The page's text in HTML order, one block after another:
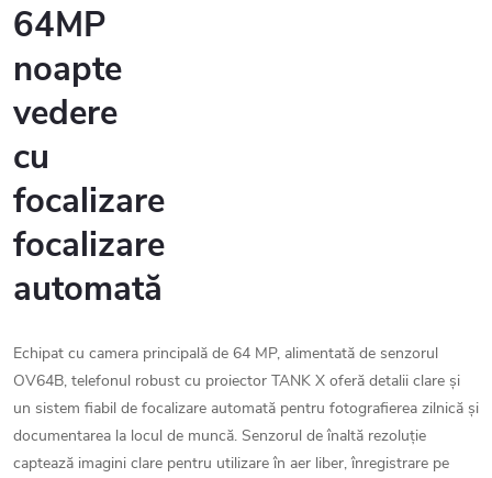
64MP
noapte
vedere
cu
focalizare
focalizare
automată
Echipat cu camera principală de 64 MP, alimentată de senzorul
OV64B, telefonul robust cu proiector TANK X oferă detalii clare și
un sistem fiabil de focalizare automată pentru fotografierea zilnică și
documentarea la locul de muncă. Senzorul de înaltă rezoluție
captează imagini clare pentru utilizare în aer liber, înregistrare pe